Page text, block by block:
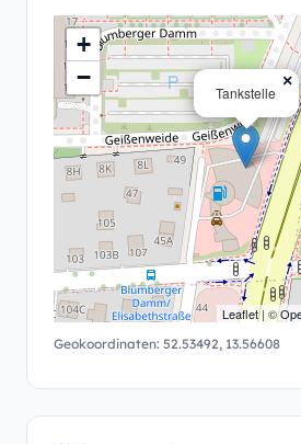
Tankstelle
×
+
−
Leaflet| ©
Geokoordinaten: 52.53492, 13.56608